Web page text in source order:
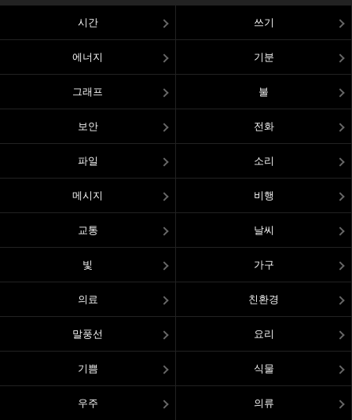
시간 쓰기
에너지 기분
그래프 불
보안 전화
파일 소리
메시지 비행
교통 날씨
빛 가구
의료 친환경
말풍선 요리
기쁨 식물
우주 의류